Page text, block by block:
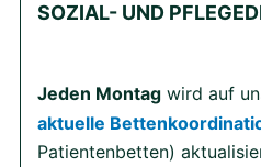
SOZIAL- UND
Jeden Montag wird auf
aktuelle
Patientenbetten)